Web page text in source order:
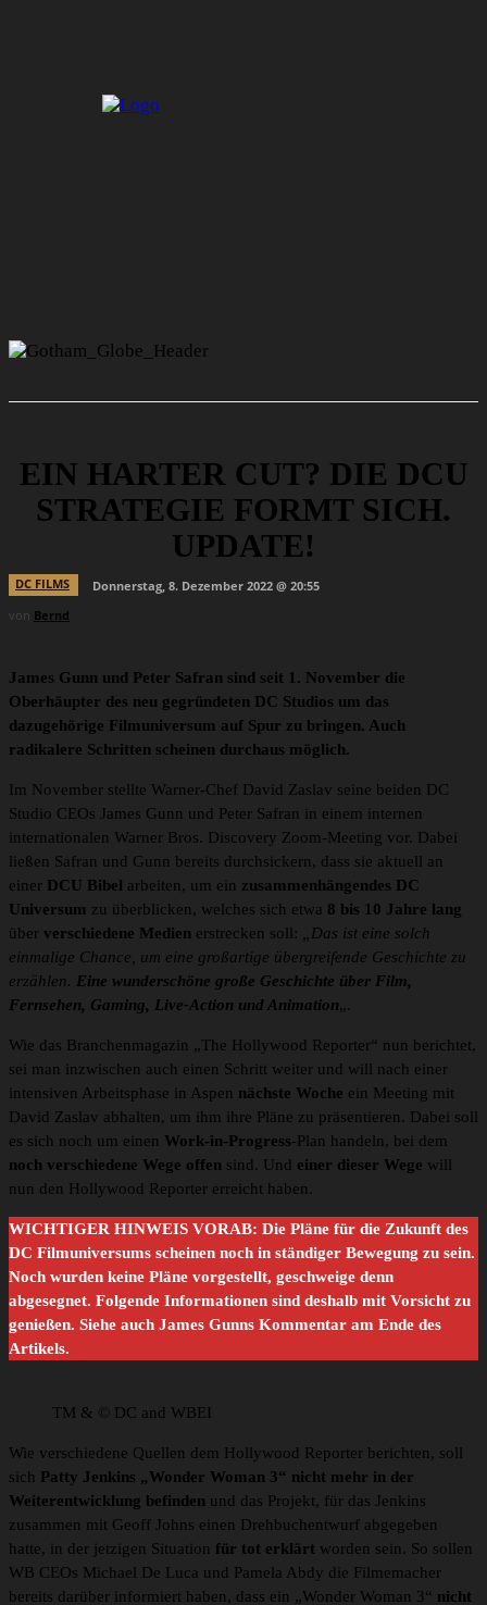
EIN HARTER CUT? DIE DCU
STRATEGIE FORMT SICH.
UPDATE!
DC FILMS
Donnerstag, 8. Dezember 2022 @ 20:55
von Bernd
James Gunn und Peter Safran sind seit 1. November die
Oberhäupter des neu gegründeten DC Studios um das
dazugehörige Filmuniversum auf Spur zu bringen. Auch
radikalere Schritten scheinen durchaus möglich.
Im November stellte Warner-Chef David Zaslav seine beiden DC
Studio CEOs James Gunn und Peter Safran in einem internen
internationalen Warner Bros. Discovery Zoom-Meeting vor. Dabei
ließen Safran und Gunn bereits durchsickern, dass sie aktuell an
einer DCU Bibel arbeiten, um ein zusammenhängendes DC
Universum zu überblicken, welches sich etwa 8 bis 10 Jahre lang
über verschiedene Medien erstrecken soll: „Das ist eine solch
einmalige Chance, um eine großartige übergreifende Geschichte zu
erzählen. Eine wunderschöne große Geschichte über Film,
Fernsehen, Gaming, Live-Action und Animation„.
Wie das Branchenmagazin „The Hollywood Reporter“ nun berichtet,
sei man inzwischen auch einen Schritt weiter und will nach einer
intensiven Arbeitsphase in Aspen nächste Woche ein Meeting mit
David Zaslav abhalten, um ihm ihre Pläne zu präsentieren. Dabei soll
es sich noch um einen Work-in-Progress-Plan handeln, bei dem
noch verschiedene Wege offen sind. Und einer dieser Wege will
nun den Hollywood Reporter erreicht haben.
WICHTIGER HINWEIS VORAB: Die Pläne für die Zukunft des
DC Filmuniversums scheinen noch in ständiger Bewegung zu sein.
Noch wurden keine Pläne vorgestellt, geschweige denn
abgesegnet. Folgende Informationen sind deshalb mit Vorsicht zu
genießen. Siehe auch James Gunns Kommentar am Ende des
Artikels.
TM & © DC and WBEI
Wie verschiedene Quellen dem Hollywood Reporter berichten, soll
sich Patty Jenkins „Wonder Woman 3“ nicht mehr in der
Weiterentwicklung befinden und das Projekt, für das Jenkins
zusammen mit Geoff Johns einen Drehbuchentwurf abgegeben
hatte, in der jetzigen Situation für tot erklärt worden sein. So sollen
WB CEOs Michael De Luca und Pamela Abdy die Filmemacher
bereits darüber informiert haben, dass ein „Wonder Woman 3“ nicht